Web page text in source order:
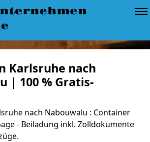
Karlsruhe nach
| 100 % Gratis-
nach Nabouwalu : Container
- Beiladung inkl. Zolldokumente